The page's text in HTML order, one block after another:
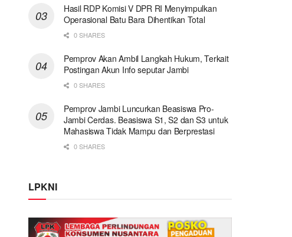
Hasil RDP Komisi V DPR RI Menyimpulkan
Operasional Batu Bara Dihentikan Total
0 SHARES
Pemprov Akan Ambil Langkah Hukum, Terkait
Postingan Akun Info seputar Jambi
0 SHARES
Pemprov Jambi Luncurkan Beasiswa Pro-
Jambi Cerdas. Beasiswa S1, S2 dan S3 untuk
Mahasiswa Tidak Mampu dan Berprestasi
0 SHARES
LPKNI